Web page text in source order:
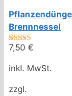
Brennnessel
5.00von 5
7,50 €
inkl. MwSt.
zzgl.